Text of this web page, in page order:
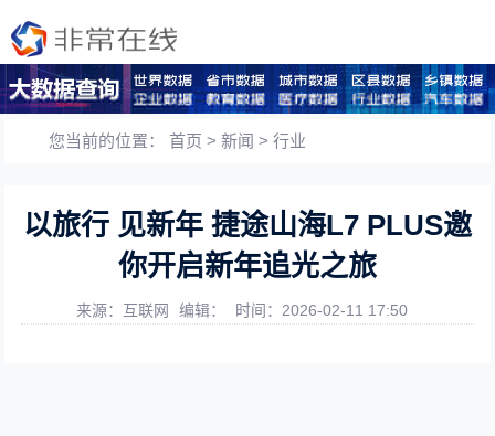
您当前的位置：首页 >新闻 >行业
以旅行 见新年 捷途山海L7 PLUS邀
你开启新年追光之旅
来源：互联网 编辑： 时间：2026-02-11 17:50